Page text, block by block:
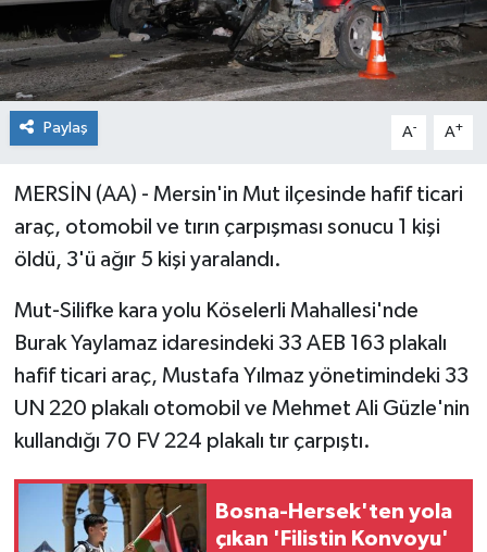
Paylaş A- A+
MERSİN (AA) - Mersin'in Mut ilçesinde hafif ticari
araç, otomobil ve tırın çarpışması sonucu 1 kişi
öldü, 3'ü ağır 5 kişi yaralandı.
Mut-Silifke kara yolu Köselerli Mahallesi'nde
Burak Yaylamaz idaresindeki 33 AEB 163 plakalı
hafif ticari araç, Mustafa Yılmaz yönetimindeki 33
UN 220 plakalı otomobil ve Mehmet Ali Güzle'nin
kullandığı 70 FV 224 plakalı tır çarpıştı.
Bosna-Hersek'ten yola
çıkan 'Filistin Konvoyu'